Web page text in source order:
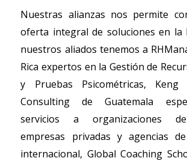
Nuestras alianzas nos permite
oferta integral de soluciones en la
nuestros aliados tenemos a
Rica expertos en la Gestión de
y Pruebas Psicométricas, Keng
Consulting de Guatemala
servicios a organizaciones
empresas privadas y agencias
internacional, Global Coaching